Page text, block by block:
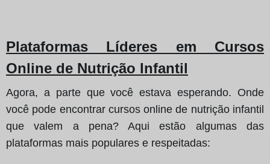
Plataformas Líderes em Cursos
Online de Nutrição Infantil
Agora, a parte que você estava esperando. Onde
você pode encontrar cursos online de nutrição infantil
que valem a pena? Aqui estão algumas das
plataformas mais populares e respeitadas: